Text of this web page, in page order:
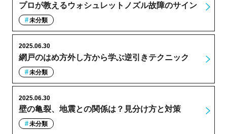
プロが教えるウォシュレットノズル故障のサイン
未分類
網戸のはめ方外し方から学ぶ逆引きテクニック
2025.06.30
未分類
壁の亀裂、地震との関係は？見分け方と対策
2025.06.30
未分類